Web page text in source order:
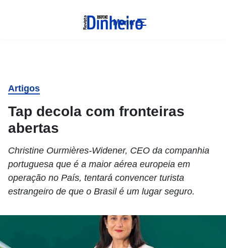
Menu
Artigos
Tap decola com fronteiras
abertas
Christine Ourmières-Widener, CEO da companhia
portuguesa que é a maior aérea europeia em
operação no País, tentará convencer turista
estrangeiro de que o Brasil é um lugar seguro.